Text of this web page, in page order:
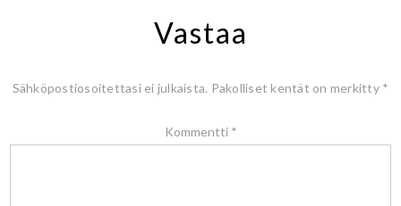
Vastaa
Sähköpostiosoitettasi ei julkaista. Pakolliset kentät on merkitty *
Kommentti *